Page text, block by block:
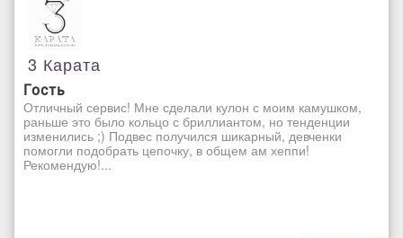
3 Карата
Гость
Отличный сервис! Мне сделали кулон с моим камушком,
раньше это было кольцо с бриллиантом, но тенденции
изменились ;) Подвес получился шикарный, девченки
помогли подобрать цепочку, в общем ам хеппи!
Рекомендую!...